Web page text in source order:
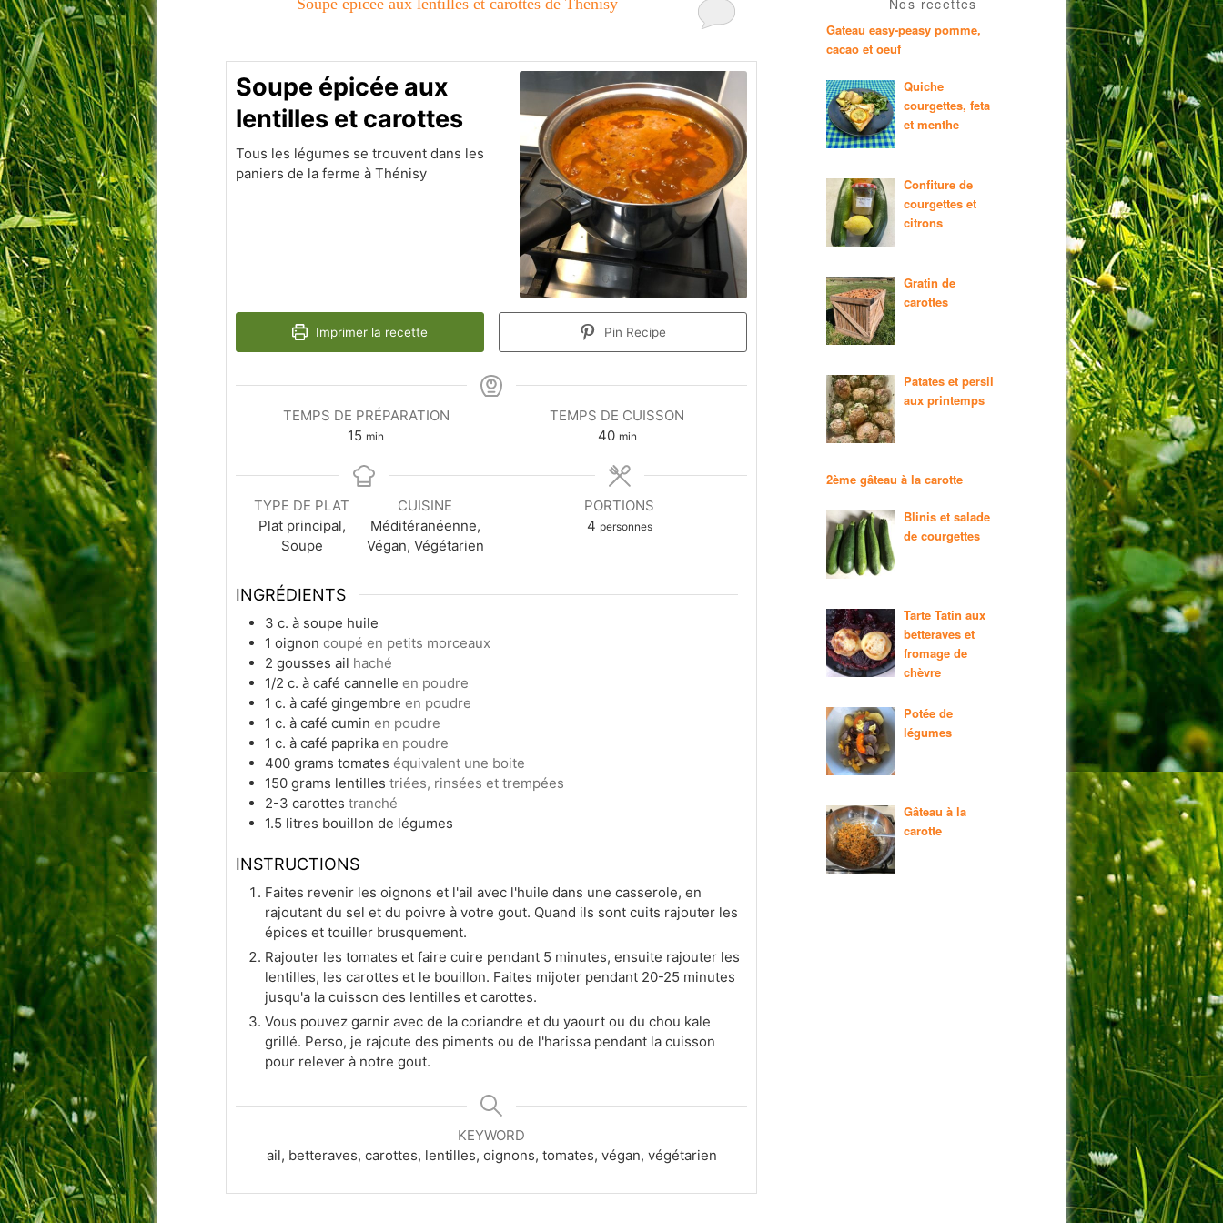
Soupe épicée aux lentilles et carottes de Thénisy
Soupe épicée aux
lentilles et carottes
Tous les légumes se trouvent dans les
paniers de la ferme à Thénisy
Imprimer la recette Pin Recipe
TEMPS DE PRÉPARATION
15 minutes
min
TEMPS DE CUISSON
40minutes
min
TYPE DE PLAT
Plat principal,
Soupe
CUISINE
Méditéranéenne,
Végan, Végétarien
PORTIONS
4 personnes
INGRÉDIENTS
3 c. à soupe huile
1 oignon coupé en petits morceaux
2 gousses ail haché
1/2 c. à café cannelle en poudre
1 c. à café gingembre en poudre
1 c. à café cumin en poudre
1 c. à café paprika en poudre
400 grams tomates équivalent une boite
150 grams lentilles triées, rinsées et trempées
2-3 carottes tranché
1.5 litres bouillon de légumes
INSTRUCTIONS
Faites revenir les oignons et l'ail avec l'huile dans une casserole, en
rajoutant du sel et du poivre à votre gout. Quand ils sont cuits rajouter les
épices et touiller brusquement.
Rajouter les tomates et faire cuire pendant 5 minutes, ensuite rajouter les
lentilles, les carottes et le bouillon. Faites mijoter pendant 20-25 minutes
jusqu'a la cuisson des lentilles et carottes.
Vous pouvez garnir avec de la coriandre et du yaourt ou du chou kale
grillé. Perso, je rajoute des piments ou de l'harissa pendant la cuisson
pour relever à notre gout.
KEYWORD
ail, betteraves, carottes, lentilles, oignons, tomates, végan, végétarien
Nos recettes
Gateau easy-peasy pomme,
cacao et oeuf
Quiche
courgettes, feta
et menthe
Confiture de
courgettes et
citrons
Gratin de
carottes
Patates et persil
aux printemps
2ème gâteau à la carotte
Blinis et salade
de courgettes
Tarte Tatin aux
betteraves et
fromage de
chèvre
Potée de
légumes
Gâteau à la
carotte